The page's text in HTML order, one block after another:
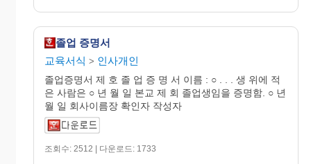
졸업 증명서
교육서식 > 인사개인
졸업증명서 제 호 졸 업 증 명 서 이름 : ○ . . . 생 위에 적
은 사람은 ○ 년 월 일 본교 제 회 졸업생임을 증명함. ○ 년
월 일 회사이름장 확인자 작성자
조회수: 2512 | 다운로드: 1733